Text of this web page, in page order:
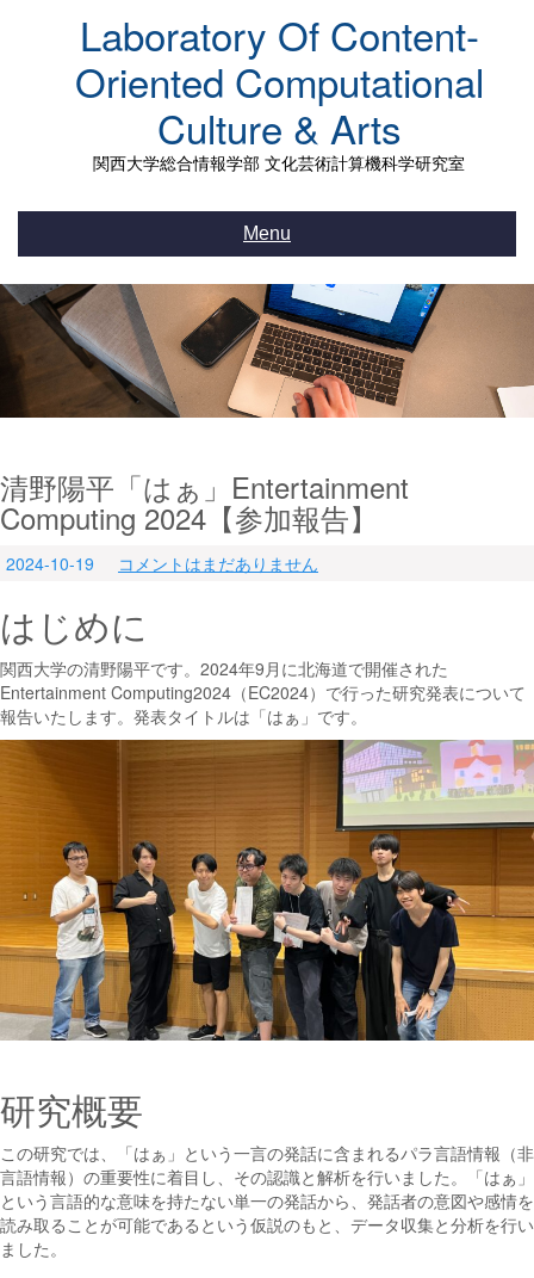
Laboratory Of Content-
Oriented Computational
Culture & Arts
関西大学総合情報学部 文化芸術計算機科学研究室
Menu
清野陽平「はぁ」Entertainment
Computing 2024【参加報告】
2024-10-19 コメントはまだありません
はじめに
関西大学の清野陽平です。2024年9月に北海道で開催された
Entertainment Computing2024（EC2024）で行った研究発表について
報告いたします。発表タイトルは「はぁ」です。
研究概要
この研究では、「はぁ」という一言の発話に含まれるパラ言語情報（非
言語情報）の重要性に着目し、その認識と解析を行いました。「はぁ」
という言語的な意味を持たない単一の発話から、発話者の意図や感情を
読み取ることが可能であるという仮説のもと、データ収集と分析を行い
ました。